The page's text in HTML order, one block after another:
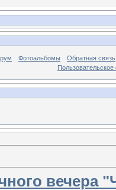
Фотоальбомы
Обратная связь
Пользовательское
вечера